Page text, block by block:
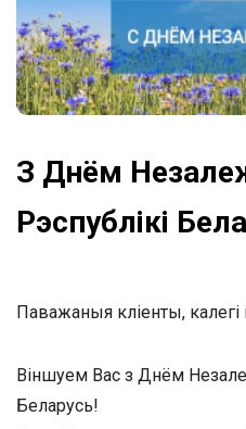
З Днём
Рэспублікі
Паважаныя кліенты, калегі
Віншуем Вас з Днём
Беларусь!